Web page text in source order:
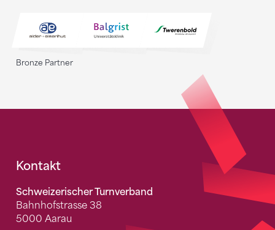
Bronze Partner
Fusszeile
Kontakt
Schweizerischer Turnverband
Bahnhofstrasse 38
5000 Aarau